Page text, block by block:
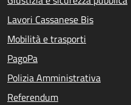
Lavori Cassanese Bis
Mobilità e trasporti
PagoPa
Polizia Amministrativa
Referendum